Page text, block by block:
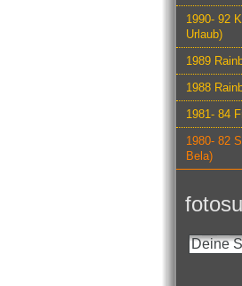
1990- 92
Urlaub)
1989
1988
1981- 84
1980- 82
Bela)